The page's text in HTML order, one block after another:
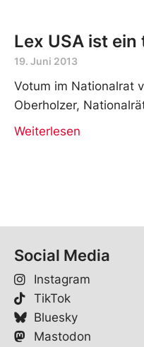
Lex USA ist
19. Juni 2013
Votum im Nationalrat
Oberholzer,
Weiterlesen
Social Media
Instagram
TikTok
Bluesky
Mastodon